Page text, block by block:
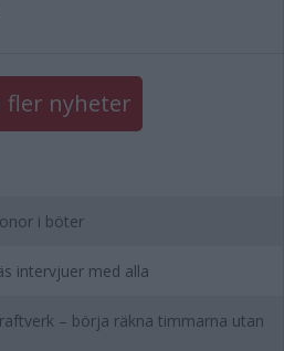
fler nyheter
i böter
intervjuer med alla
– börja räkna timmarna utan